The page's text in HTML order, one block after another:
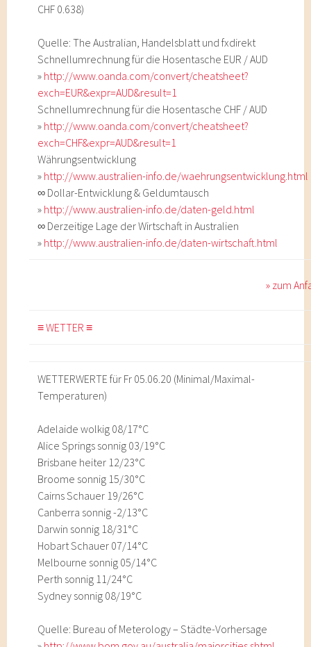
CHF 0.638)
Quelle: The Australian, Handelsblatt und fxdirekt
Schnellumrechnung für die Hosentasche EUR / AUD
» http://www.oanda.com/convert/cheatsheet?
exch=EUR&expr=AUD&result=1
Schnellumrechnung für die Hosentasche CHF / AUD
» http://www.oanda.com/convert/cheatsheet?
exch=CHF&expr=AUD&result=1
Währungsentwicklung
» http://www.australien-info.de/waehrungsentwicklung.html
∞ Dollar-Entwicklung & Geldumtausch
» http://www.australien-info.de/daten-geld.html
∞ Derzeitige Lage der Wirtschaft in Australien
» http://www.australien-info.de/daten-wirtschaft.html
» zum
≡ WETTER ≡
WETTERWERTE für Fr 05.06.20 (Minimal/Maximal-
Temperaturen)
Adelaide wolkig 08/17°C
Alice Springs sonnig 03/19°C
Brisbane heiter 12/23°C
Broome sonnig 15/30°C
Cairns Schauer 19/26°C
Canberra sonnig -2/13°C
Darwin sonnig 18/31°C
Hobart Schauer 07/14°C
Melbourne sonnig 05/14°C
Perth sonnig 11/24°C
Sydney sonnig 08/19°C
Quelle: Bureau of Meterology – Städte-Vorhersage